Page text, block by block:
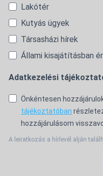
Lakótér
Kutyás ügyek
Társasházi hírek
Állami kisajátításban
Adatkezelési
Önkéntesen
tájékoztatóban
hozzájárulásom
A leiratkozás a hírlevél alján